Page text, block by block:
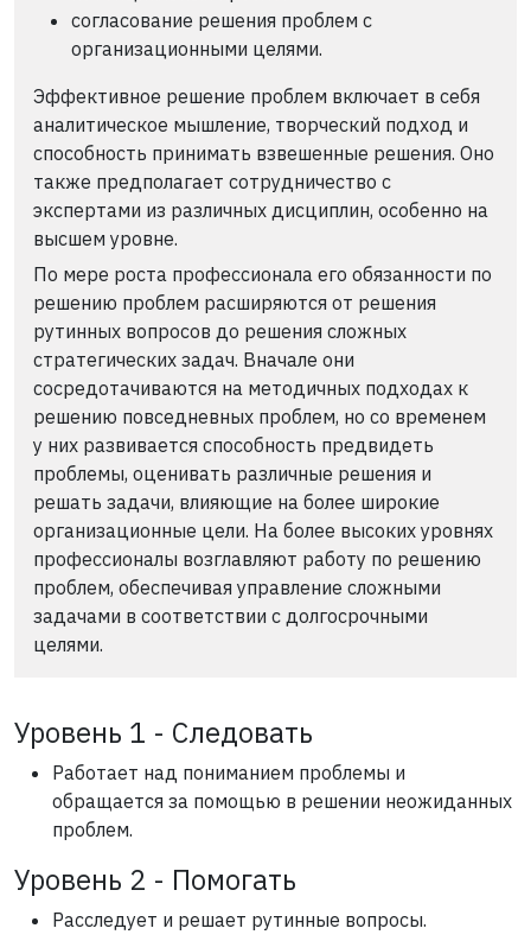
согласование решения проблем с
организационными целями.
Эффективное решение проблем включает в себя
аналитическое мышление, творческий подход и
способность принимать взвешенные решения. Оно
также предполагает сотрудничество с
экспертами из различных дисциплин, особенно на
высшем уровне.
По мере роста профессионала его обязанности по
решению проблем расширяются от решения
рутинных вопросов до решения сложных
стратегических задач. Вначале они
сосредотачиваются на методичных подходах к
решению повседневных проблем, но со временем
у них развивается способность предвидеть
проблемы, оценивать различные решения и
решать задачи, влияющие на более широкие
организационные цели. На более высоких уровнях
профессионалы возглавляют работу по решению
проблем, обеспечивая управление сложными
задачами в соответствии с долгосрочными
целями.
Уровень 1 - Следовать
Работает над пониманием проблемы и
обращается за помощью в решении неожиданных
проблем.
Уровень 2 - Помогать
Расследует и решает рутинные вопросы.